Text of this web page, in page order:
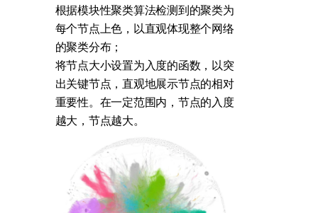
根据模块性聚类算法检测到的聚类为
每个节点上色，以直观体现整个网络
的聚类分布；
将节点大小设置为入度的函数，以突
出关键节点，直观地展示节点的相对
重要性。在一定范围内，节点的入度
越大，节点越大。